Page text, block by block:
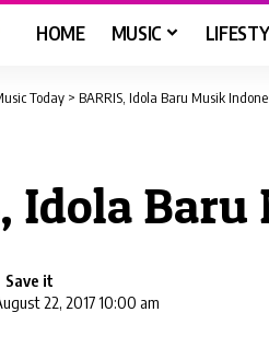
HOME MUSIC
Today > BARRIS, Idola Baru Musik
Idola
22, 2017 10:00 am